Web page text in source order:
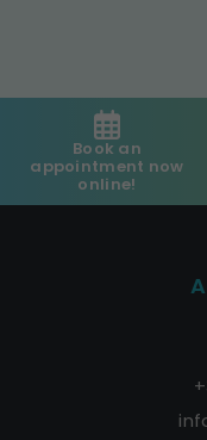
Book an
appointment now
online!